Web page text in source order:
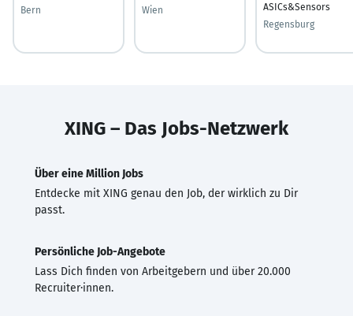
Bern
Wien
ASICs&Sensors
Regensburg
XING – Das Jobs-Netzwerk
Über eine Million Jobs
Entdecke mit XING genau den Job, der wirklich zu Dir
passt.
Persönliche Job-Angebote
Lass Dich finden von Arbeitgebern und über 20.000
Recruiter·innen.